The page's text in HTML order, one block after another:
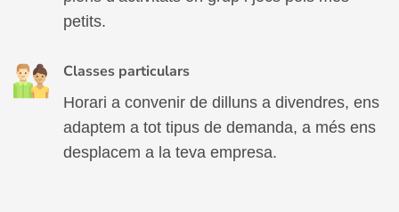
petits.
Classes particulars
Horari a convenir de dilluns a divendres, ens
adaptem a tot tipus de demanda, a més ens
desplacem a la teva empresa.